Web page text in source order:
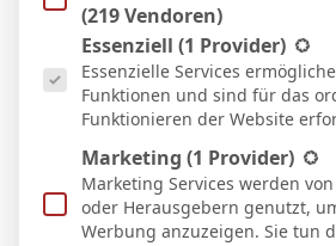
Heim 2:1
18 Okt. 2025
Auswärts
S
0:1
34`
4 Okt. 2025
Heim
S
4:1
(219 Vendoren)
Es folgt eine Liste der Service-
Essenziell (1 Provider)
Essenzielle Services
Funktionen und sind für das
Funktionieren der Website
Marketing (1 Provider)
Marketing Services werden
oder Herausgebern genutzt,
Werbung anzuzeigen. Sie tun